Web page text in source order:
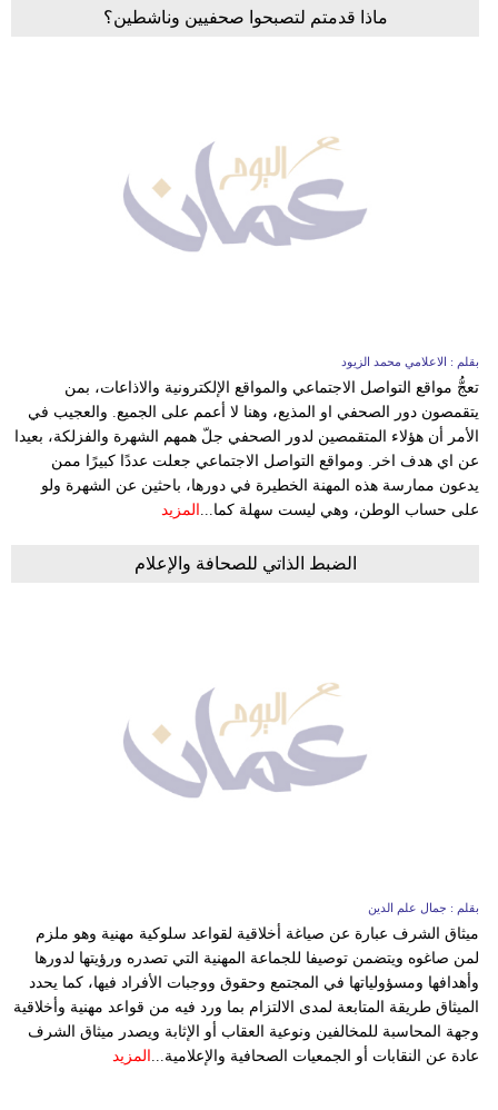
ماذا قدمتم لتصبحوا صحفيين وناشطين؟
بقلم : الاعلامي محمد الزيود
تعجُّ مواقع التواصل الاجتماعي والمواقع الإلكترونية والاذاعات، بمن
يتقمصون دور الصحفي او المذيع، وهنا لا أعمم على الجميع. والعجيب في
الأمر أن هؤلاء المتقمصين لدور الصحفي جلّ همهم الشهرة والفزلكة، بعيدا
عن اي هدف اخر. ومواقع التواصل الاجتماعي جعلت عددًا كبيرًا ممن
يدعون ممارسة هذه المهنة الخطيرة في دورها، باحثين عن الشهرة ولو
على حساب الوطن، وهي ليست سهلة كما...
المزيد
​الضبط الذاتي للصحافة والإعلام
بقلم : جمال علم الدين
ميثاق الشرف عبارة عن صياغة أخلاقية لقواعد سلوكية مهنية وهو ملزم
لمن صاغوه ويتضمن توصيفا للجماعة المهنية التي تصدره ورؤيتها لدورها
وأهدافها ومسؤولياتها في المجتمع وحقوق ووجبات الأفراد فيها، كما يحدد
الميثاق طريقة المتابعة لمدى الالتزام بما ورد فيه من قواعد مهنية وأخلاقية
وجهة المحاسبة للمخالفين ونوعية العقاب أو الإثابة ويصدر ميثاق الشرف
عادة عن النقابات أو الجمعيات الصحافية والإعلامية...
المزيد